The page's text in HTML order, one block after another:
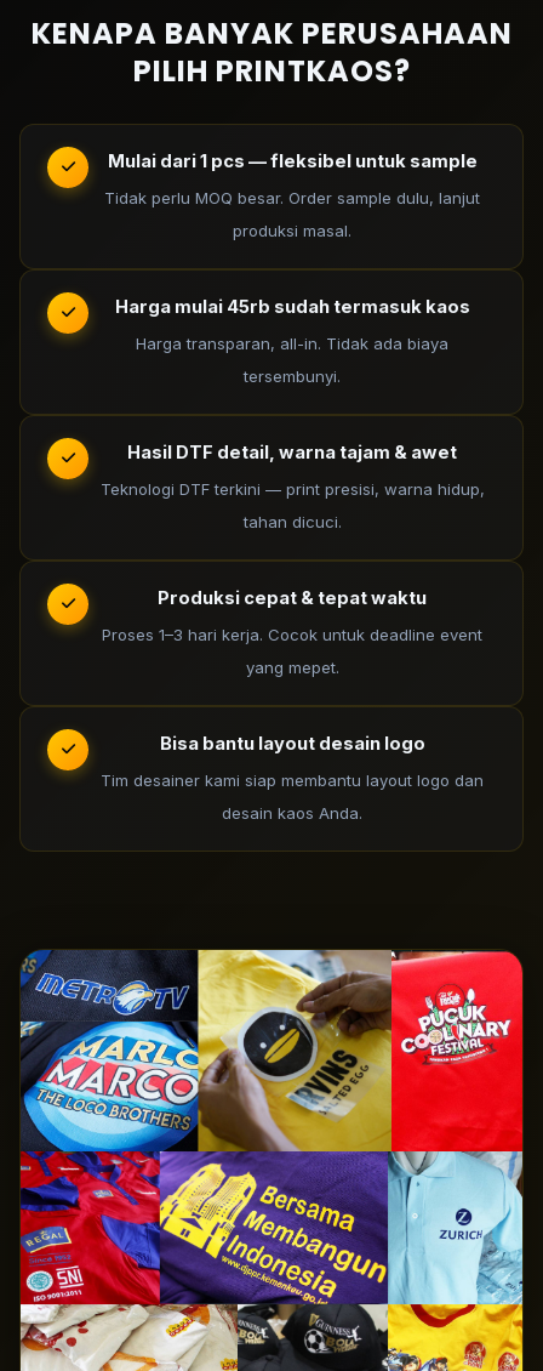
KENAPA BANYAK PERUSAHAAN
PILIH PRINTKAOS?
Mulai dari 1 pcs — fleksibel untuk sample
Tidak perlu MOQ besar. Order sample dulu, lanjut
produksi masal.
Harga mulai 45rb sudah termasuk kaos
Harga transparan, all-in. Tidak ada biaya
tersembunyi.
Hasil DTF detail, warna tajam & awet
Teknologi DTF terkini — print presisi, warna hidup,
tahan dicuci.
Produksi cepat & tepat waktu
Proses 1–3 hari kerja. Cocok untuk deadline event
yang mepet.
Bisa bantu layout desain logo
Tim desainer kami siap membantu layout logo dan
desain kaos Anda.